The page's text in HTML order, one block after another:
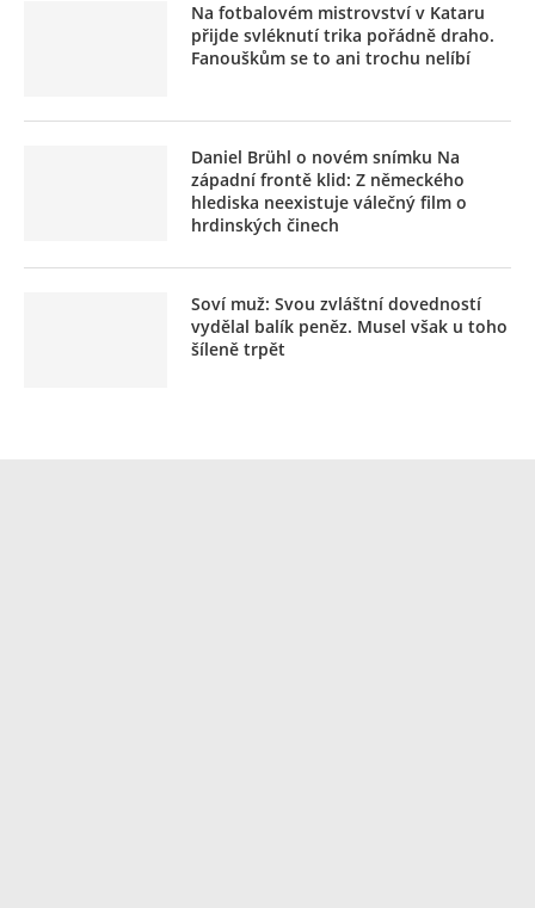
Na fotbalovém mistrovství v Kataru
přijde svléknutí trika pořádně draho.
Fanouškům se to ani trochu nelíbí
Daniel Brühl o novém snímku Na
západní frontě klid: Z německého
hlediska neexistuje válečný film o
hrdinských činech
Soví muž: Svou zvláštní dovedností
vydělal balík peněz. Musel však u toho
šíleně trpět